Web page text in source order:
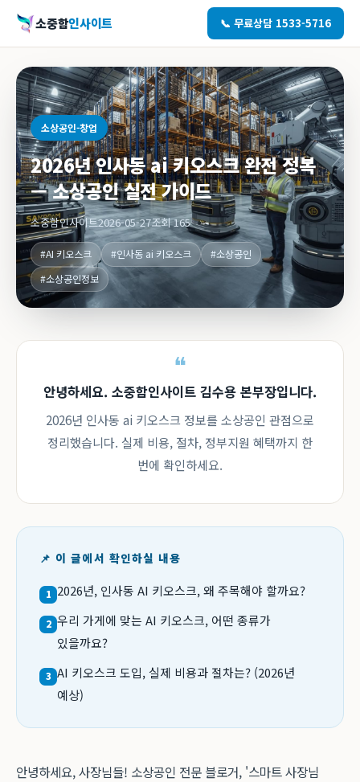
소중함인사이트 📞 무료상담 1533-5716
소상공인-창업
2026년 인사동 ai 키오스크 완전 정복
— 소상공인 실전 가이드
소중함인사이트2026-05-27조회 165
#AI 키오스크 #인사동 ai 키오스크
#소상공인
#소상공인정보
안녕하세요. 소중함인사이트 김수용 본부장입니다.
2026년 인사동 ai 키오스크 정보를 소상공인 관점으로
정리했습니다. 실제 비용, 절차, 정부지원 혜택까지 한
번에 확인하세요.
📌 이 글에서 확인하실 내용
1 2026년, 인사동 AI 키오스크, 왜 주목해야 할까요?
2 우리 가게에 맞는 AI 키오스크, 어떤 종류가
있을까요?
3 AI 키오스크 도입, 실제 비용과 절차는? (2026년
예상)
안녕하세요, 사장님들! 소상공인 전문 블로거, '스마트 사장님